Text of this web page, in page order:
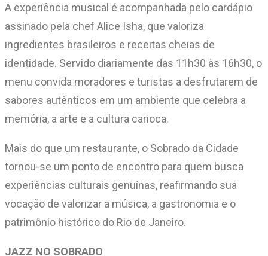
A experiência musical é acompanhada pelo cardápio
assinado pela chef Alice Isha, que valoriza
ingredientes brasileiros e receitas cheias de
identidade. Servido diariamente das 11h30 às 16h30, o
menu convida moradores e turistas a desfrutarem de
sabores autênticos em um ambiente que celebra a
memória, a arte e a cultura carioca.
Mais do que um restaurante, o Sobrado da Cidade
tornou-se um ponto de encontro para quem busca
experiências culturais genuínas, reafirmando sua
vocação de valorizar a música, a gastronomia e o
patrimônio histórico do Rio de Janeiro.
JAZZ NO SOBRADO